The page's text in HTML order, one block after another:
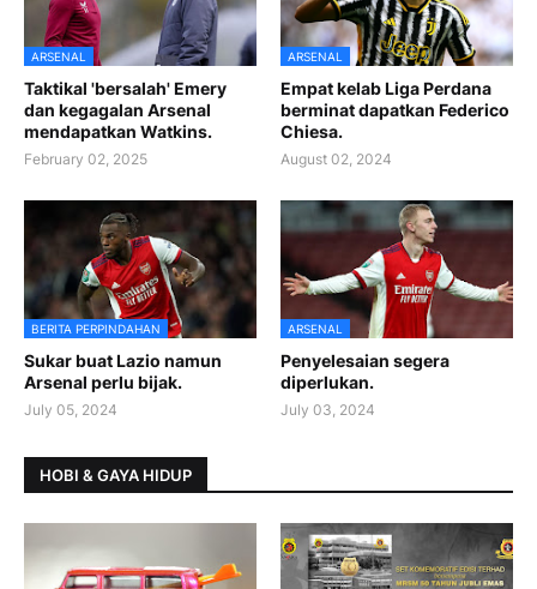
ARSENAL
Taktikal 'bersalah' Emery
dan kegagalan Arsenal
mendapatkan Watkins.
February 02, 2025
ARSENAL
Empat kelab Liga Perdana
berminat dapatkan Federico
Chiesa.
August 02, 2024
BERITA PERPINDAHAN
Sukar buat Lazio namun
Arsenal perlu bijak.
July 05, 2024
ARSENAL
Penyelesaian segera
diperlukan.
July 03, 2024
HOBI & GAYA HIDUP